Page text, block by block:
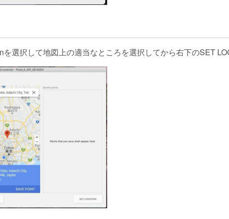
選択して地図上の適当なところを選択してから右下のSET